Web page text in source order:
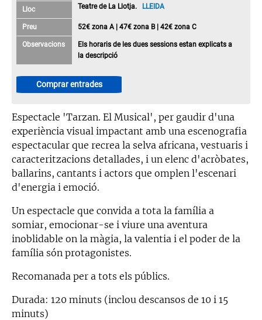
Lloc Teatre de La Llotja. LLEIDA
Preu 52€ zona A | 47€ zona B | 42€ zona C
Observacions
Els horaris de les dues sessions estan explicats a
la descripció
Comprar entrades
Espectacle 'Tarzan. El Musical', per gaudir d'una
experiència visual impactant amb una escenografia
espectacular que recrea la selva africana, vestuaris i
caracteritzacions detallades, i un elenc d'acròbates,
ballarins, cantants i actors que omplen l'escenari
d'energia i emoció.
Un espectacle que convida a tota la família a
somiar, emocionar-se i viure una aventura
inoblidable on la màgia, la valentia i el poder de la
família són protagonistes.
Recomanada per a tots els públics.
Durada: 120 minuts (inclou descansos de 10 i 15
minuts)